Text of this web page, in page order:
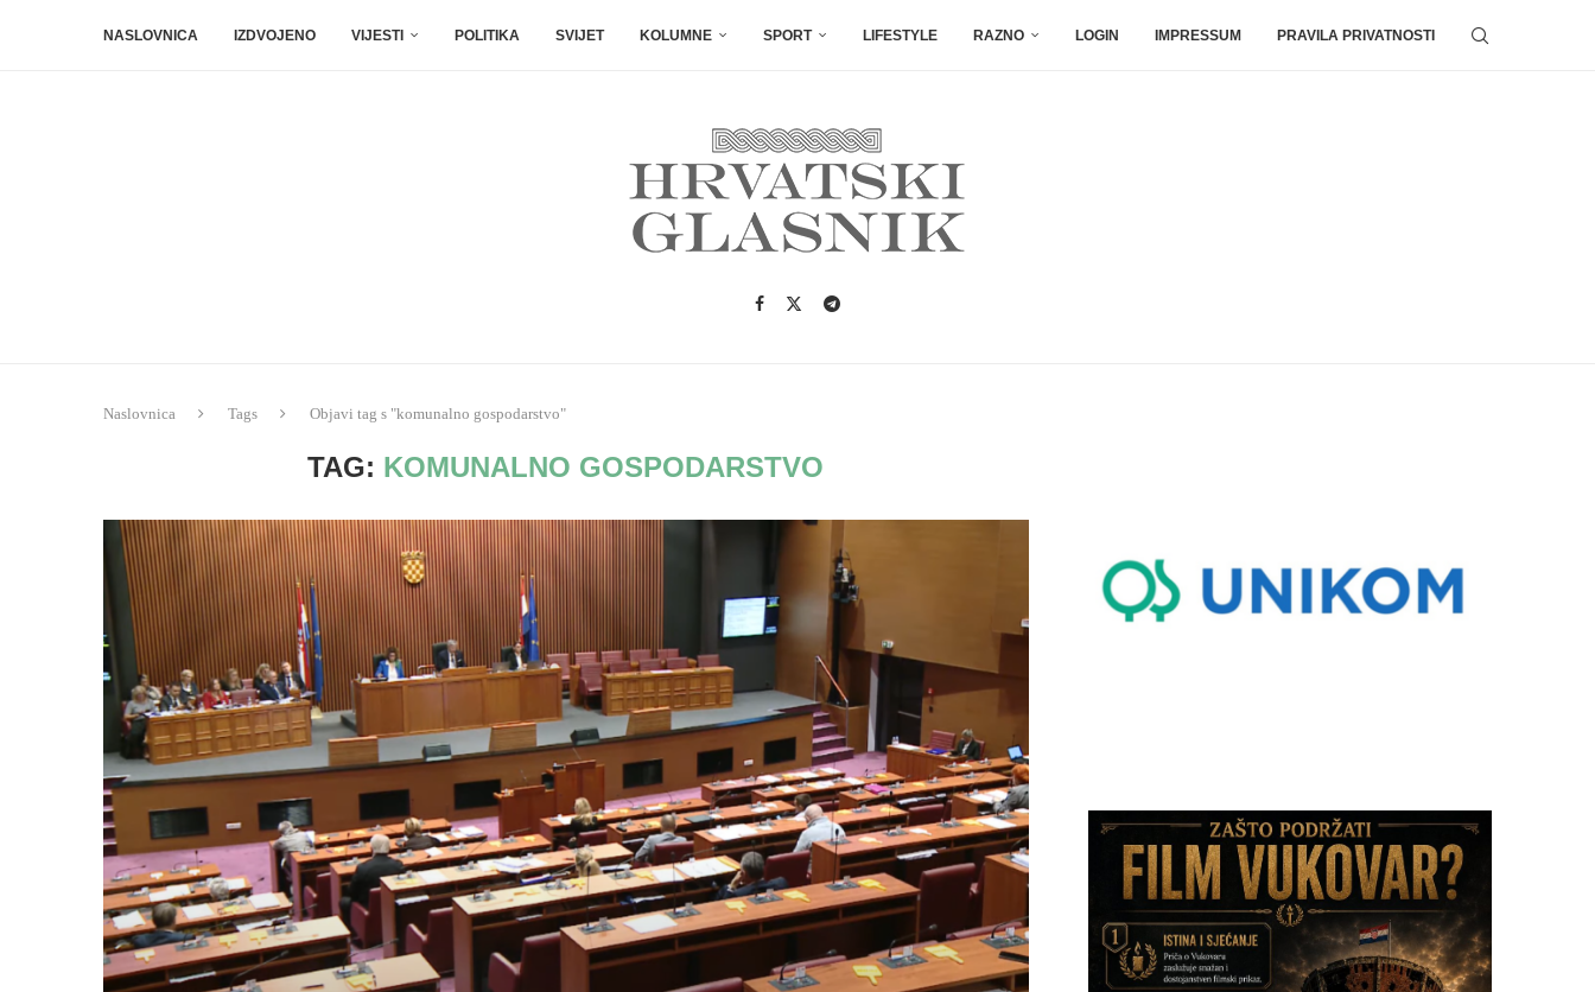
NASLOVNICA IZDVOJENO VIJESTI POLITIKA SVIJET KOLUMNE SPORT LIFESTYLE RAZNO LOGIN IMPRESSUM PRAVILA PRIVATNOSTI
Naslovnica Tags Objavi tag s "komunalno gospodarstvo"
TAG: KOMUNALNO GOSPODARSTVO